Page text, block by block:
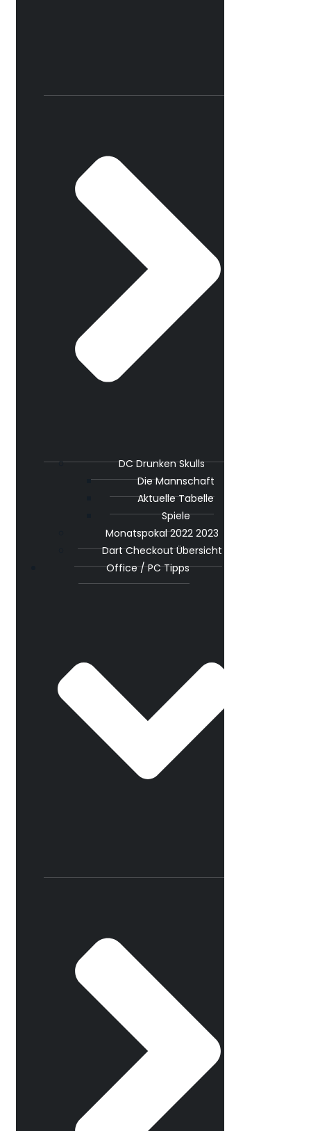
DC Drunken Skulls
Die Mannschaft
Aktuelle Tabelle
Spiele
Monatspokal 2022 2023
Dart Checkout Übersicht
Office / PC Tipps